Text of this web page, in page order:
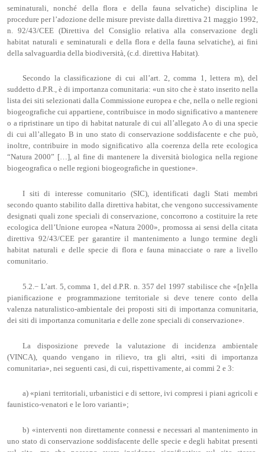
seminaturali, nonché della flora e della fauna selvatiche) disciplina le
procedure per l’adozione delle misure previste dalla direttiva 21 maggio 1992,
n. 92/43/CEE (Direttiva del Consiglio relativa alla conservazione degli
habitat naturali e seminaturali e della flora e della fauna selvatiche), ai fini
della salvaguardia della biodiversità, (c.d. direttiva Habitat).
Secondo la classificazione di cui all’art. 2, comma 1, lettera m), del
suddetto d.P.R., è di importanza comunitaria: «un sito che è stato inserito nella
lista dei siti selezionati dalla Commissione europea e che, nella o nelle regioni
biogeografiche cui appartiene, contribuisce in modo significativo a mantenere
o a ripristinare un tipo di habitat naturale di cui all’allegato A o di una specie
di cui all’allegato B in uno stato di conservazione soddisfacente e che può,
inoltre, contribuire in modo significativo alla coerenza della rete ecologica
“Natura 2000” […], al fine di mantenere la diversità biologica nella regione
biogeografica o nelle regioni biogeografiche in questione».
I siti di interesse comunitario (SIC), identificati dagli Stati membri
secondo quanto stabilito dalla direttiva habitat, che vengono successivamente
designati quali zone speciali di conservazione, concorrono a costituire la rete
ecologica dell’Unione europea «Natura 2000», promossa ai sensi della citata
direttiva 92/43/CEE per garantire il mantenimento a lungo termine degli
habitat naturali e delle specie di flora e fauna minacciate o rare a livello
comunitario.
5.2.− L’art. 5, comma 1, del d.P.R. n. 357 del 1997 stabilisce che «[n]ella
pianificazione e programmazione territoriale si deve tenere conto della
valenza naturalistico-ambientale dei proposti siti di importanza comunitaria,
dei siti di importanza comunitaria e delle zone speciali di conservazione».
La disposizione prevede la valutazione di incidenza ambientale
(VINCA), quando vengano in rilievo, tra gli altri, «siti di importanza
comunitaria», nei seguenti casi, di cui, rispettivamente, ai commi 2 e 3:
a) «piani territoriali, urbanistici e di settore, ivi compresi i piani agricoli e
faunistico-venatori e le loro varianti»;
b) «interventi non direttamente connessi e necessari al mantenimento in
uno stato di conservazione soddisfacente delle specie e degli habitat presenti